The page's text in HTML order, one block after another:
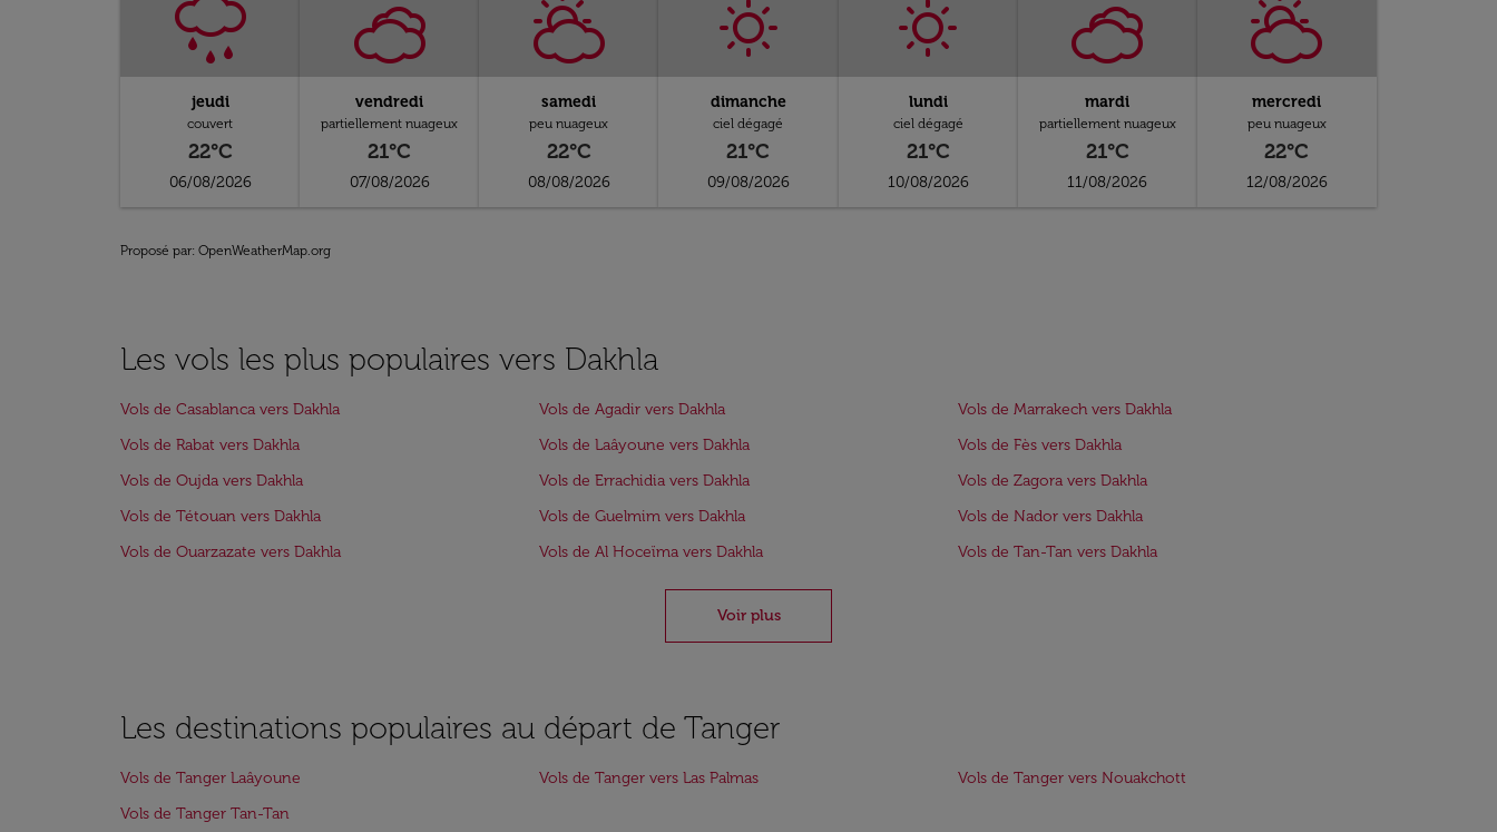
jeudi
couvert
22°C
06/08/2026
vendredi
partiellement nuageux
21°C
07/08/2026
samedi
peu nuageux
22°C
08/08/2026
dimanche
ciel dégagé
21°C
09/08/2026
lundi
ciel dégagé
21°C
10/08/2026
mardi
partiellement nuageux
21°C
11/08/2026
mercredi
peu nuageux
22°C
12/08/2026
Proposé par: OpenWeatherMap.org
Les vols les plus populaires vers Dakhla
Vols de Casablanca vers Dakhla Vols de Agadir vers Dakhla
Vols de Marrakech vers Dakhla
Vols de Rabat vers Dakhla
Vols de Laâyoune vers Dakhla
Vols de Fès vers Dakhla
Vols de Oujda vers Dakhla
Vols de Errachidia vers Dakhla
Vols de Zagora vers Dakhla
Vols de Tétouan vers Dakhla
Vols de Guelmim vers Dakhla
Vols de Nador vers Dakhla
Vols de Ouarzazate vers Dakhla
Vols de Al Hoceïma vers Dakhla Vols de Tan-Tan vers Dakhla
Voir plus
Les destinations populaires au départ de Tanger
Vols de Tanger Laâyoune Vols de Tanger vers Las Palmas
Vols de Tanger vers Nouakchott
Vols de Tanger Tan-Tan